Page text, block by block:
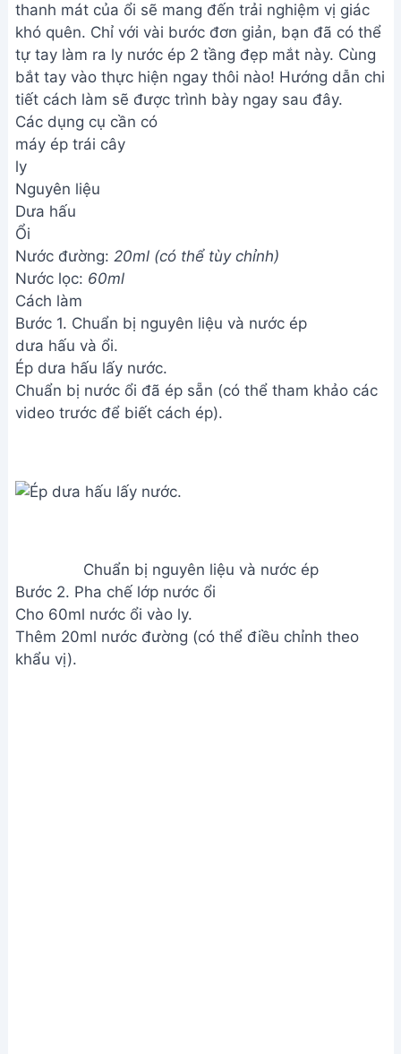
thanh mát của ổi sẽ mang đến trải nghiệm vị giác
khó quên. Chỉ với vài bước đơn giản, bạn đã có thể
tự tay làm ra ly nước ép 2 tầng đẹp mắt này. Cùng
bắt tay vào thực hiện ngay thôi nào! Hướng dẫn chi
tiết cách làm sẽ được trình bày ngay sau đây.
Các dụng cụ cần có
máy ép trái cây
ly
Nguyên liệu
Dưa hấu
Ổi
Nước đường: 20ml (có thể tùy chỉnh)
Nước lọc: 60ml
Cách làm
Bước 1. Chuẩn bị nguyên liệu và nước ép
dưa hấu và ổi.
Ép dưa hấu lấy nước.
Chuẩn bị nước ổi đã ép sẵn (có thể tham khảo các
video trước để biết cách ép).
Chuẩn bị nguyên liệu và nước ép
Bước 2. Pha chế lớp nước ổi
Cho 60ml nước ổi vào ly.
Thêm 20ml nước đường (có thể điều chỉnh theo
khẩu vị).